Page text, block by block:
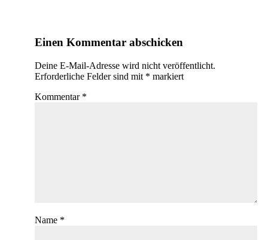
Einen Kommentar abschicken
Deine E-Mail-Adresse wird nicht veröffentlicht.
Erforderliche Felder sind mit * markiert
Kommentar *
Name *